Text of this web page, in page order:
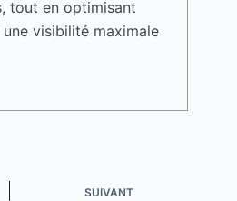
tout en optimisant
visibilité maximale
SUIVANT